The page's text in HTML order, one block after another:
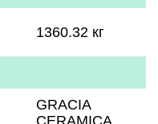
1360.32 кг
GRACIA
CERAMICA